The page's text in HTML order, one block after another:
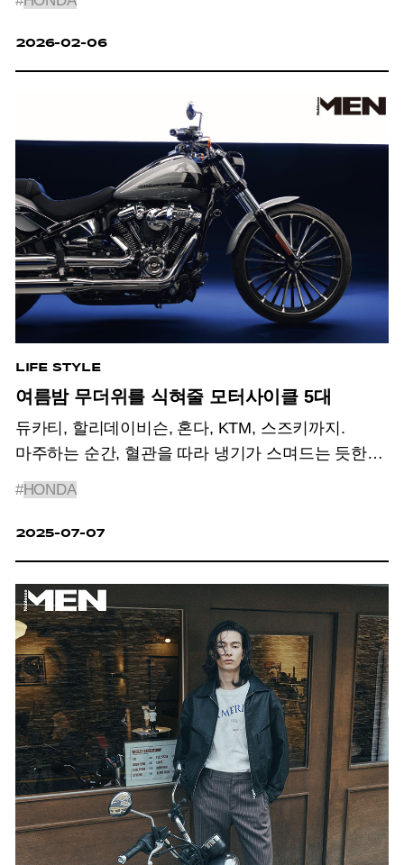
2026-02-06
LIFE STYLE
여름밤 무더위를 식혀줄 모터사이클 5대
듀카티, 할리데이비슨, 혼다, KTM, 스즈키까지.
마주하는 순간, 혈관을 따라 냉기가 스며드는 듯한
실루엣과 숨이 멎을 듯한 퍼포먼스를 보여주는
모터사이클을 소개한다.
#HONDA
2025-07-07